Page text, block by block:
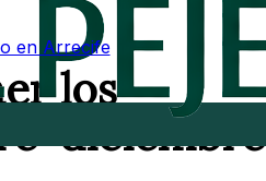
en Arrecife
los
diciembre